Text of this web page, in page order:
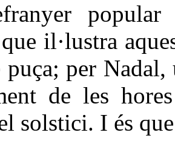
popular
il·lustra
puça; per
de les
solstici. I és